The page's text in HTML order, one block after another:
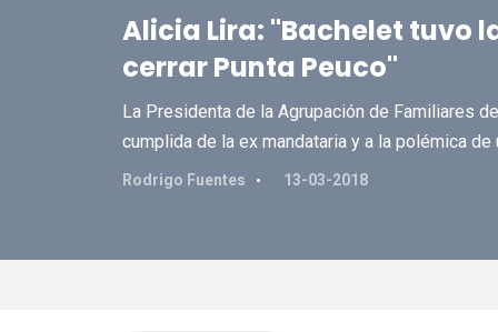
Alicia Lira: "Bachelet tuvo
cerrar Punta Peuco"
La Presidenta de la Agrupación de Familiares
cumplida de la ex mandataria y a la polémica
Rodrigo Fuentes 13-03-2018